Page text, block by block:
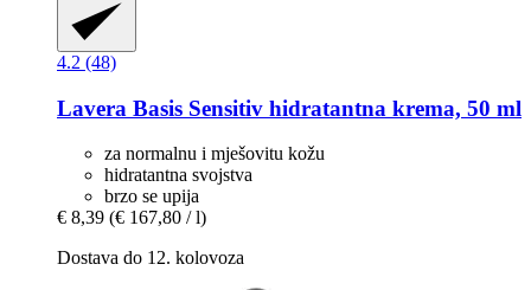
4.2 (48)
Lavera Basis Sensitiv hidratantna krema, 50 ml
za normalnu i mješovitu kožu
hidratantna svojstva
brzo se upija
€ 8,39 (€ 167,80 / l)
Dostava do 12. kolovoza